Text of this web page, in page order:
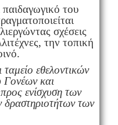
του
σχέσεις
την τοπική
ταμείο εθελοντικών
και
ενίσχυση των
δραστηριοτήτων των